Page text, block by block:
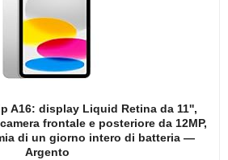
A16: display Liquid Retina da 11'',
frontale e posteriore da 12MP,
di un giorno intero di batteria —
Argento